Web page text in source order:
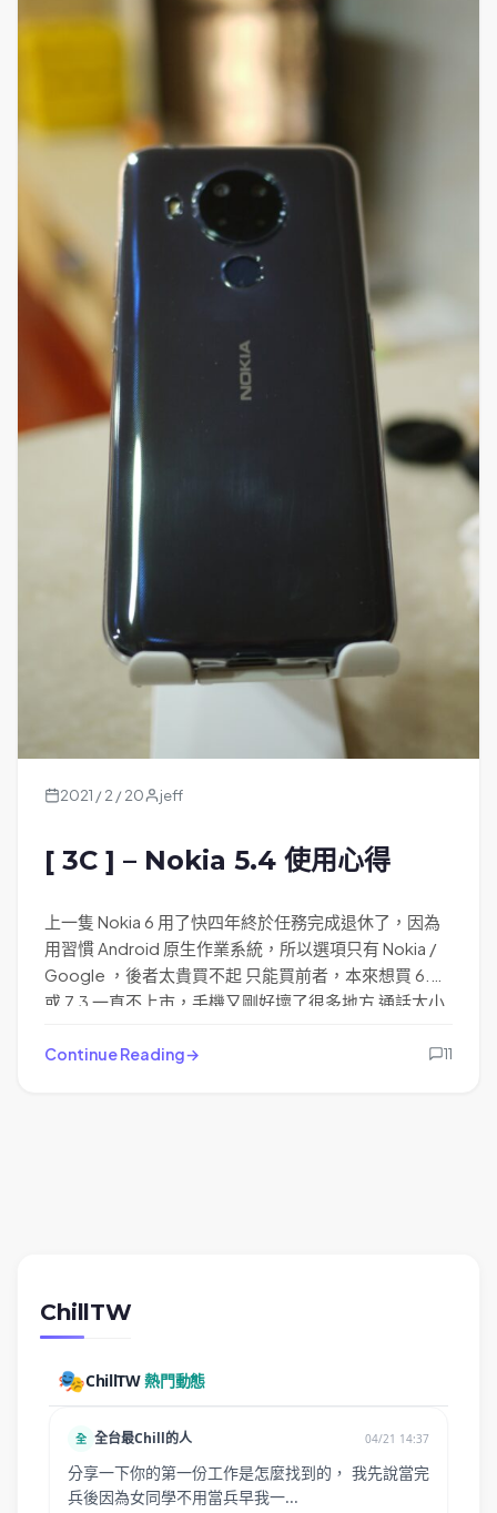
2021 / 2 / 20 jeff
[ 3C ] – Nokia 5.4 使用心得
上一隻 Nokia 6 用了快四年終於任務完成退休了，因為
用習慣 Android 原生作業系統，所以選項只有 Nokia /
Google ，後者太貴買不起 只能買前者，本來想買 6.3
或 7.3 一直不上市，手機又剛好壞了很多地方 通話太小
所以作罷正當要下手買 Nokia 5.3 的時候出現了 Nokia
Continue Reading 11
ChillTW